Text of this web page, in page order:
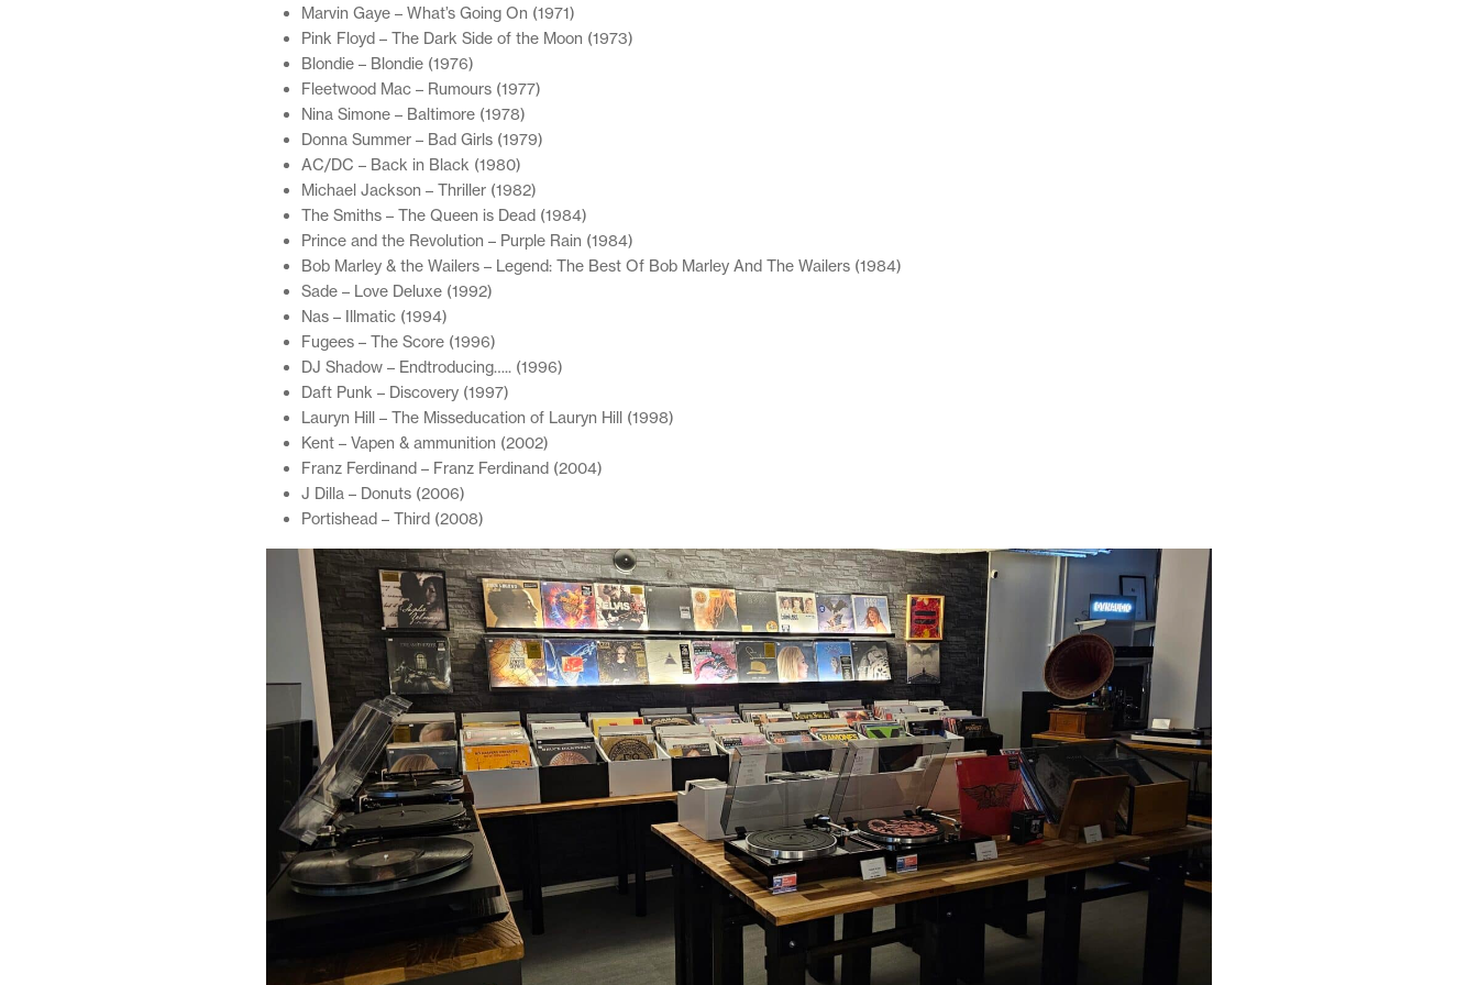
Marvin Gaye – What’s Going On (1971)
Pink Floyd – The Dark Side of the Moon (1973)
Blondie – Blondie (1976)
Fleetwood Mac – Rumours (1977)
Nina Simone – Baltimore (1978)
Donna Summer – Bad Girls (1979)
AC/DC – Back in Black (1980)
Michael Jackson – Thriller (1982)
The Smiths – The Queen is Dead (1984)
Prince and the Revolution – Purple Rain (1984)
Bob Marley & the Wailers – Legend: The Best Of Bob Marley And The Wailers (1984)
Sade – Love Deluxe (1992)
Nas – Illmatic (1994)
Fugees – The Score (1996)
DJ Shadow – Endtroducing….. (1996)
Daft Punk – Discovery (1997)
Lauryn Hill – The Misseducation of Lauryn Hill (1998)
Kent – Vapen & ammunition (2002)
Franz Ferdinand – Franz Ferdinand (2004)
J Dilla – Donuts (2006)
Portishead – Third (2008)